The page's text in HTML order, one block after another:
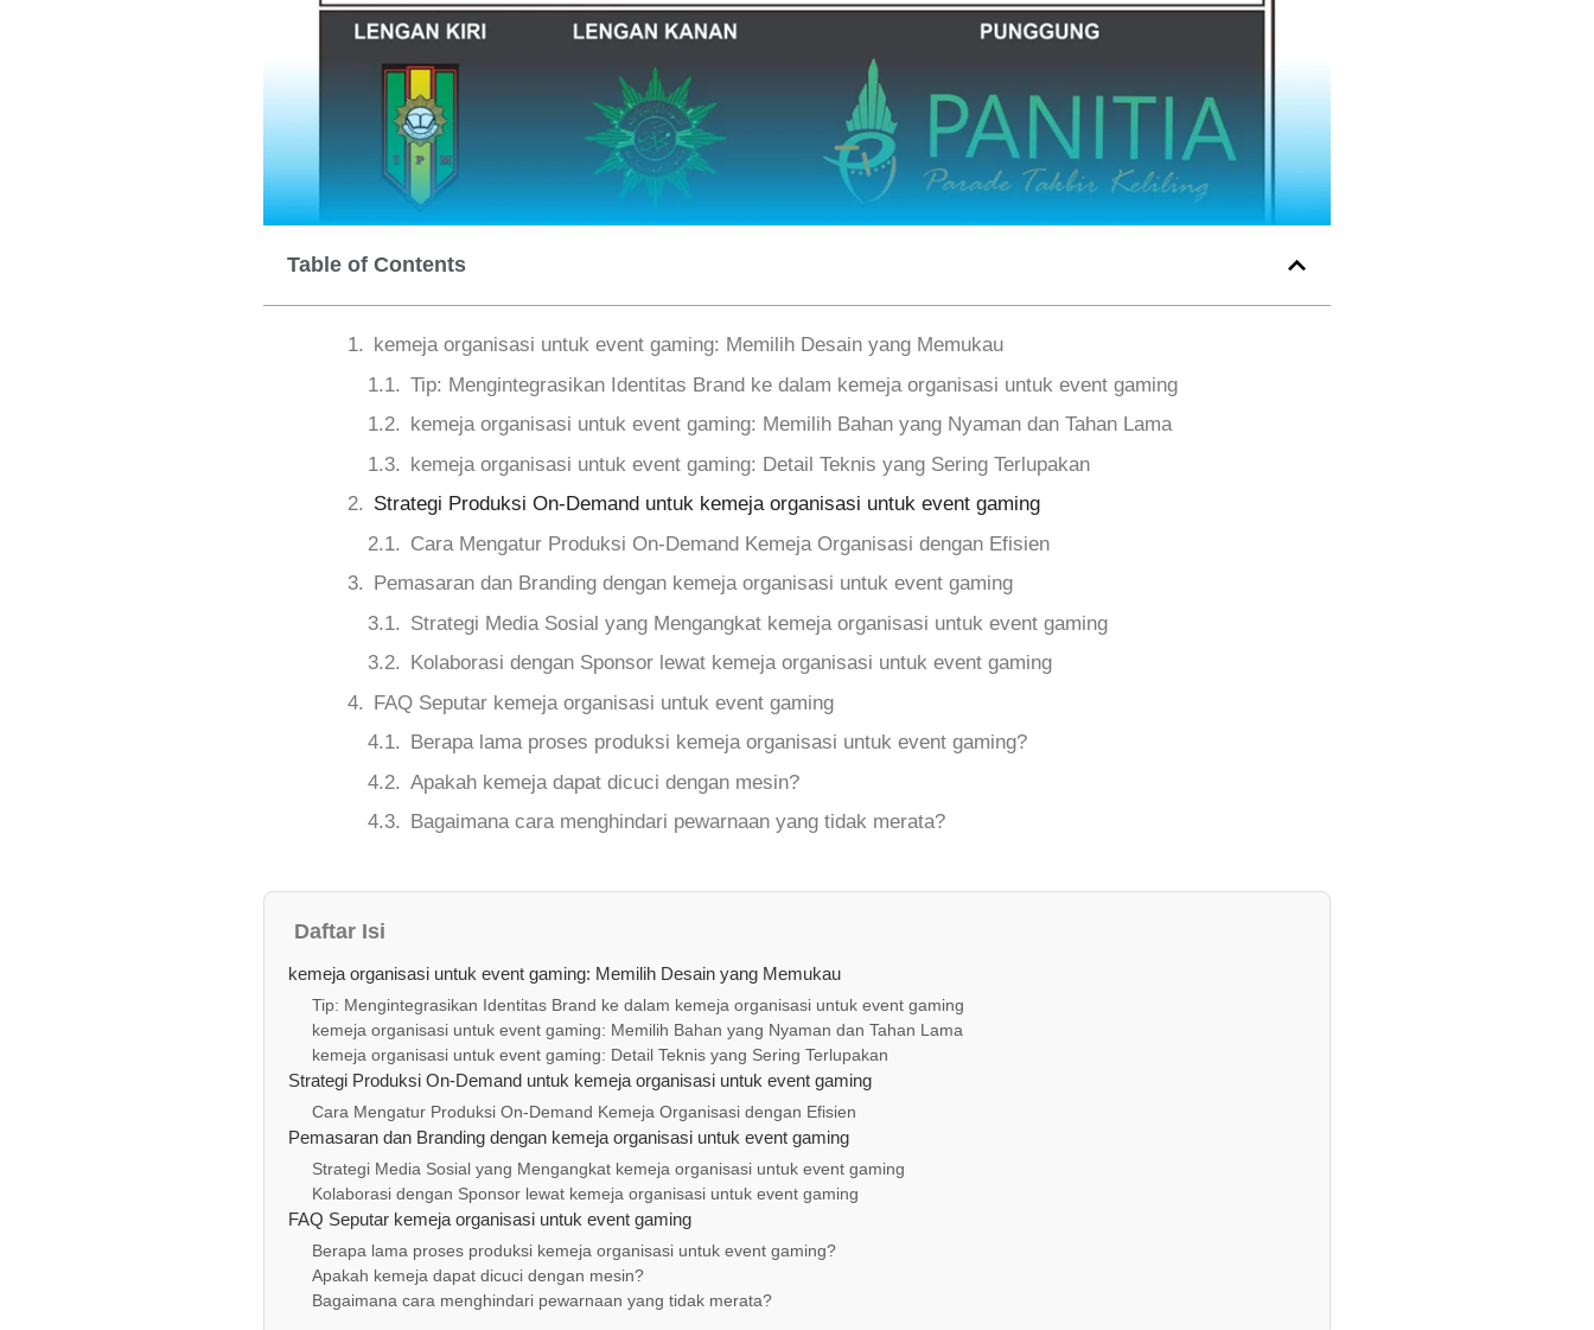
Table of Contents
kemeja organisasi untuk event gaming: Memilih Desain yang Memukau
Tip: Mengintegrasikan Identitas Brand ke dalam kemeja organisasi untuk event gaming
kemeja organisasi untuk event gaming: Memilih Bahan yang Nyaman dan Tahan Lama
kemeja organisasi untuk event gaming: Detail Teknis yang Sering Terlupakan
Strategi Produksi On‑Demand untuk kemeja organisasi untuk event gaming
Cara Mengatur Produksi On‑Demand Kemeja Organisasi dengan Efisien
Pemasaran dan Branding dengan kemeja organisasi untuk event gaming
Strategi Media Sosial yang Mengangkat kemeja organisasi untuk event gaming
Kolaborasi dengan Sponsor lewat kemeja organisasi untuk event gaming
FAQ Seputar kemeja organisasi untuk event gaming
Berapa lama proses produksi kemeja organisasi untuk event gaming?
Apakah kemeja dapat dicuci dengan mesin?
Bagaimana cara menghindari pewarnaan yang tidak merata?
Daftar Isi
kemeja organisasi untuk event gaming: Memilih Desain yang Memukau
Tip: Mengintegrasikan Identitas Brand ke dalam kemeja organisasi untuk event gaming
kemeja organisasi untuk event gaming: Memilih Bahan yang Nyaman dan Tahan Lama
kemeja organisasi untuk event gaming: Detail Teknis yang Sering Terlupakan
Strategi Produksi On‑Demand untuk kemeja organisasi untuk event gaming
Cara Mengatur Produksi On‑Demand Kemeja Organisasi dengan Efisien
Pemasaran dan Branding dengan kemeja organisasi untuk event gaming
Strategi Media Sosial yang Mengangkat kemeja organisasi untuk event gaming
Kolaborasi dengan Sponsor lewat kemeja organisasi untuk event gaming
FAQ Seputar kemeja organisasi untuk event gaming
Berapa lama proses produksi kemeja organisasi untuk event gaming?
Apakah kemeja dapat dicuci dengan mesin?
Bagaimana cara menghindari pewarnaan yang tidak merata?